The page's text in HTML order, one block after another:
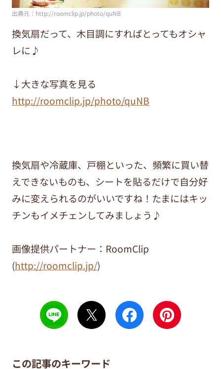
出典元：http://roomclip.jp/photo/quNB
換気扇だって、木目調にすればとってもオシャ
レに♪
↓大きな写真を見る
http://roomclip.jp/photo/quNB
換気扇や冷蔵庫、戸棚といった、頻繁に買い替
えできないものも、シートを貼るだけで自分好
みに変えられるのがいいですね！たまにはキッ
チンもイメチェンしてみましょう♪
画像提供パートナー：RoomClip
(http://roomclip.jp/)
この記事のキーワード